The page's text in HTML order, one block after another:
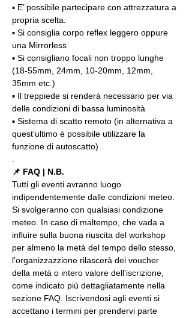
▪️ E’ possibile partecipare con attrezzatura a
propria scelta.
▪️ Si consiglia corpo reflex leggero oppure
una Mirrorless
▪️ Si consigliano focali non troppo lunghe
(18-55mm, 24mm, 10-20mm, 12mm,
35mm etc.)
▪️ Il treppiede si renderà necessario per via
delle condizioni di bassa luminosità
▪️ Sistema di scatto remoto (in alternativa a
quest’ultimo è possibile utilizzare la
funzione di autoscatto)
📌 FAQ | N.B.
Tutti gli eventi avranno luogo
indipendentemente dalle condizioni meteo.
Si svolgeranno con qualsiasi condizione
meteo. In caso di maltempo, che vada a
influire sulla buona riuscita del workshop
per almeno la metà del tempo dello stesso,
l'organizzazzione rilascerà dei voucher
della metà o intero valore dell'iscrizione,
come indicato più dettagliatamente nella
sezione FAQ. Iscrivendosi agli eventi si
accettano i termini per prendervi parte